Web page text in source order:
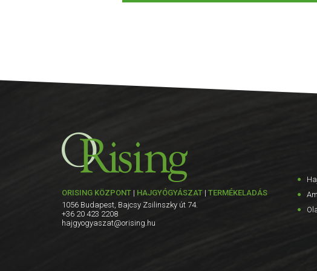
ORISING KÖZPONT | HAJGYÓGYÁSZAT | TERMÉKELADÁS
1056 Budapest, Bajcsy Zsilinszky út 74.
+36 20 423 2208
hajgyogyaszat@orising.hu